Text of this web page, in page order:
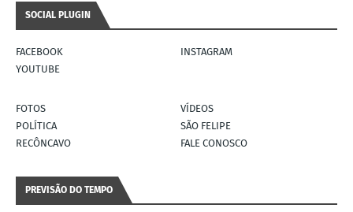
SOCIAL PLUGIN
FACEBOOK
INSTAGRAM
YOUTUBE
FOTOS
VÍDEOS
POLÍTICA
SÃO FELIPE
RECÔNCAVO
FALE CONOSCO
PREVISÃO DO TEMPO